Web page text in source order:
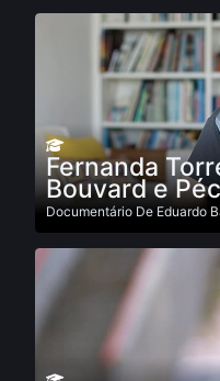
Fernanda
Bouvard e
Documentário De Eduardo